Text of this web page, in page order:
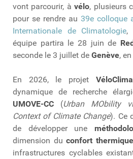
vont parcourir, àvélo, plusieurs
pour se rendre au 39e colloque
Internationale de Climatologie,
équipe partira le 28 juin de
seconde le 3 juillet de Genève,
En 2026, le projet
dynamique de recherche
UMOVE-CC (Urban MObility
Context of Climate Change). Ce
de développer une
dimension du confort thermique
infrastructures cyclables